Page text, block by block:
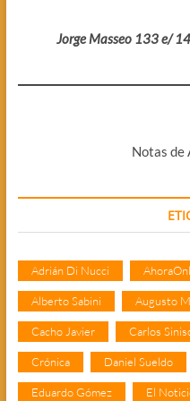
Jorge Masseo 133 e/
Notas de
Adrián Di Nucci
Alberto Sabini Augusto
Cacho Javier Carlos
Crónica Daniel Sueldo
Eduardo Gómez El